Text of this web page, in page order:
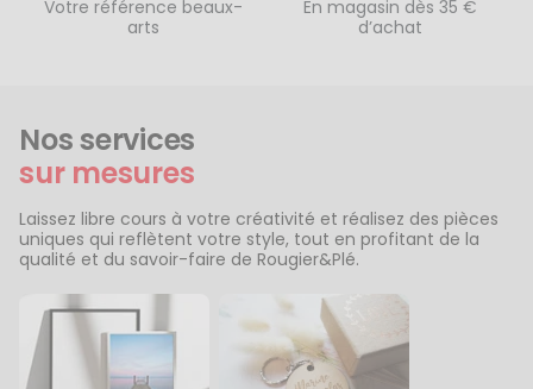
Votre référence beaux-
arts
En magasin dès 35 €
d’achat
Nos services
sur mesures
Laissez libre cours à votre créativité et réalisez des pièces
uniques qui reflètent votre style, tout en profitant de la
qualité et du savoir-faire de Rougier&Plé.